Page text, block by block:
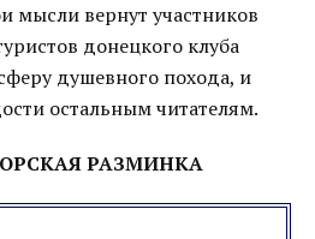
мысли вернут участников
донецкого клуба
душевного похода, и
остальным читателям.
РАЗМИНКА